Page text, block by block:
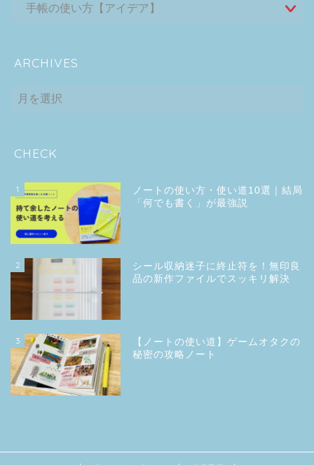
ARCHIVES
CHECK
1
ノートの使い方・使い道10選｜結局
「何でも書く」が最強説
2
シール収納迷子に終止符を！無印良
品の新作ファイルでスッキリ解決
3
【ノートの使い道】ゲームオタクの
秘密の攻略ノート